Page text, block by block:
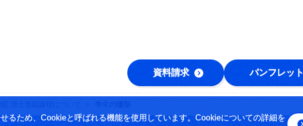
るため、Cookieと呼ばれる機能を使用しています。Cookieについての詳細を
資料請求 パンフレット
院 博士後期課程について 学生の種類